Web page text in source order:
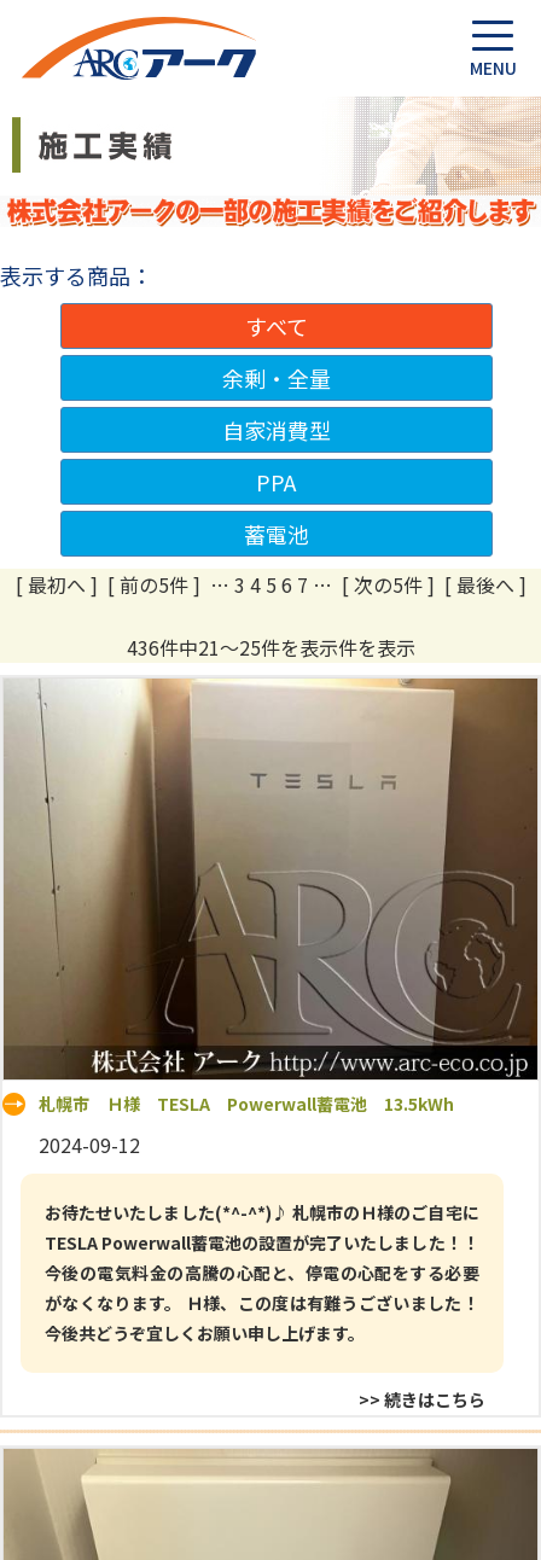
表示する商品：
すべて
余剰・全量
自家消費型
PPA
蓄電池
[ 最初へ ] [ 前の5件 ] … 3 45 6 7 … [ 次の5件 ] [ 最後へ ]
436件中21～25件を表示件を表示
札幌市 Ｈ様 TESLA Powerwall蓄電池 13.5kWh
2024-09-12
お待たせいたしました(*^-^*)♪ 札幌市のＨ様のご自宅に
TESLA Powerwall蓄電池の設置が完了いたしました！！
今後の電気料金の高騰の心配と、停電の心配をする必要
がなくなります。 Ｈ様、この度は有難うございました！
今後共どうぞ宜しくお願い申し上げます。
>> 続きはこちら